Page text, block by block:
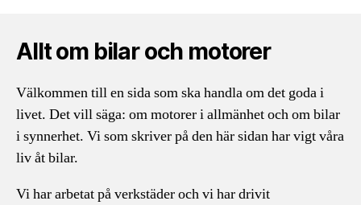
Allt om bilar och motorer
Välkommen till en sida som ska handla om det goda i
livet. Det vill säga: om motorer i allmänhet och om bilar
i synnerhet. Vi som skriver på den här sidan har vigt våra
liv åt bilar.
Vi har arbetat på verkstäder och vi har drivit